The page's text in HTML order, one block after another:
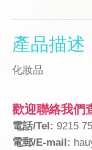
產品描述
化妝品
歡迎聯絡我們
電話/Tel: 9215
電郵/E-mail: